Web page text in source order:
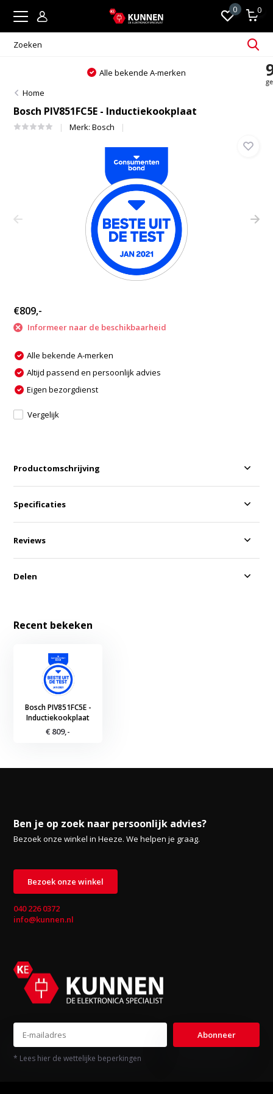
0 0
Altijd passend en persoonlijk advies
Home
Bosch PIV851FC5E - Inductiekookplaat
Merk:Bosch
€809,-
Informeer naar de beschikbaarheid
Alle bekende A-merken
Altijd passend en persoonlijk advies
Eigen bezorgdienst
Vergelijk
Productomschrijving
Specificaties
Reviews
Delen
Recent bekeken
Bosch PIV851FC5E -
Inductiekookplaat
€ 809,-
Ben je op zoek naar persoonlijk advies?
Bezoek onze winkel in Heeze. We helpen je graag.
Bezoek onze winkel
040 226 0372
info@kunnen.nl
Abonneer
* Lees hier de wettelijke beperkingen